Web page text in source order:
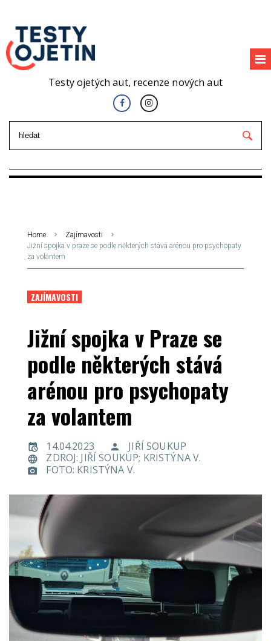
Testy ojetých aut, recenze nových aut
Home
Zajímavosti
Jižní spojka v praze se podle některých stává arénou pro psychopaty
za volantem
ZAJÍMAVOSTI
Jižní spojka v Praze se
podle některých stává
arénou pro psychopaty
za volantem
14.04.2023
JIŘÍ SOUKUP
ZDROJ: JIŘÍ SOUKUP; KRISTÝNA V.
FOTO: KRISTÝNA V.